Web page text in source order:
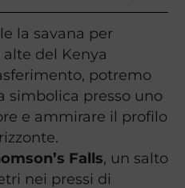
la savana per
del Kenya
potremo
simbolica presso uno
e ammirare il profilo
Falls, un salto
nei pressi di